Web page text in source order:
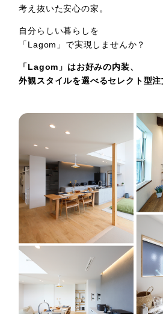
考え抜いた安心の家。
自分らしい暮らしを
「Lagom」で実現しませんか？
「Lagom」はお好みの内装、
外観スタイルを選べるセレクト型注